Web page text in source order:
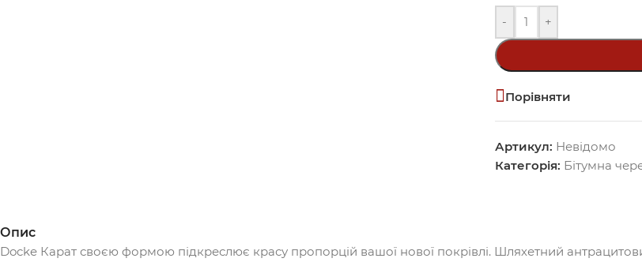
- +
Порівняти
Артикул: Невідомо
Категорія: Бітумна
Опис
Docke Карат своєю формою підкреслює красу пропорцій вашої нової покрівлі. Шляхетний